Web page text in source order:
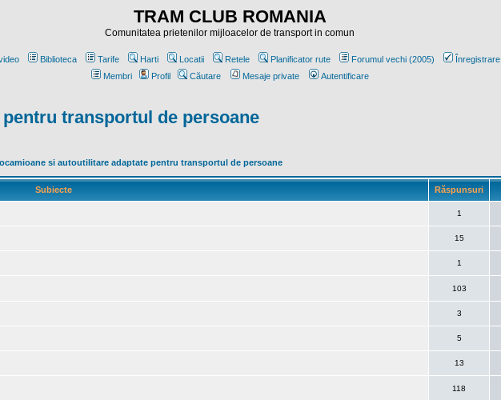
TRAM CLUB ROMANIA
Comunitatea prietenilor mijloacelor de transport in comun
Biblioteca Tarife Harti Locatii Retele Planificator rute Forumul vechi (2005)
Înregistrare
Membri
Profil Căutare Mesaje private Autentificare
transportul de persoane
si autoutilitare adaptate pentru transportul de persoane
Subiecte Răspunsuri
1
15
1
103
3
5
13
118